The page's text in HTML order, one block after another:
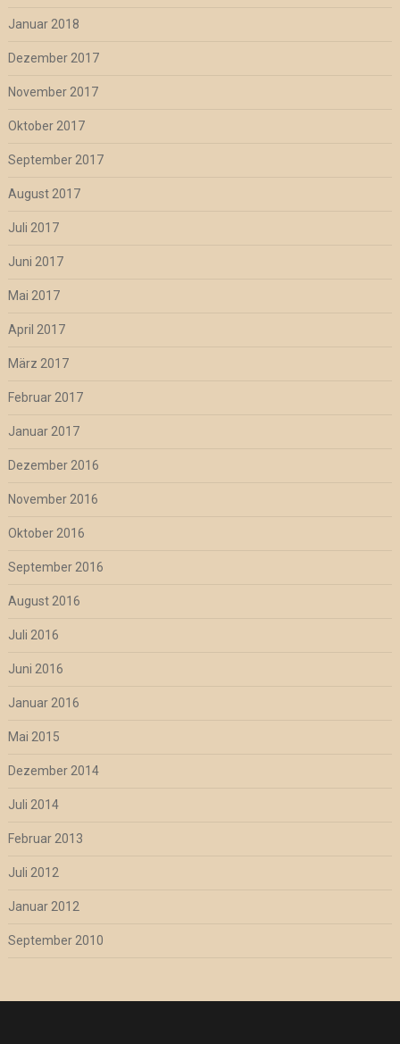
Januar 2018
Dezember 2017
November 2017
Oktober 2017
September 2017
August 2017
Juli 2017
Juni 2017
Mai 2017
April 2017
März 2017
Februar 2017
Januar 2017
Dezember 2016
November 2016
Oktober 2016
September 2016
August 2016
Juli 2016
Juni 2016
Januar 2016
Mai 2015
Dezember 2014
Juli 2014
Februar 2013
Juli 2012
Januar 2012
September 2010